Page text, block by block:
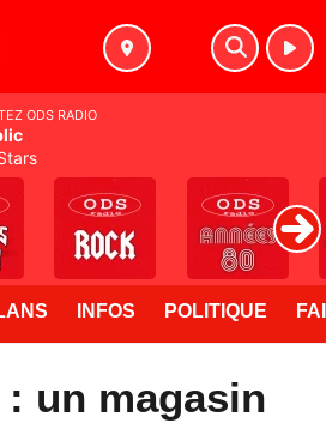
INFOS POLITIQUE
un magasin
ODS RADIO